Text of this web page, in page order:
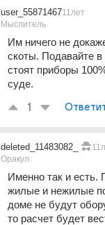
user_55871467
Мыслитель
11лет
Им ничего не
скоты. Подавайте в
стоят приборы
суде.
1
deleted_11483082_
Оракул
Именно так и есть.
жилые и нежилые
доме не будут
то расчет будет